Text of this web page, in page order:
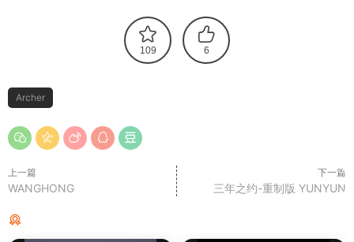
109 6
Archer
上一篇
WANGHONG
下一篇
三年之约-重制版 YUNYUN